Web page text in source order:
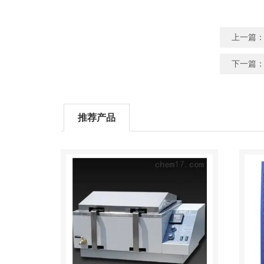
上一篇：
下一篇：
推荐产品